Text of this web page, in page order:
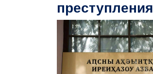
преступления